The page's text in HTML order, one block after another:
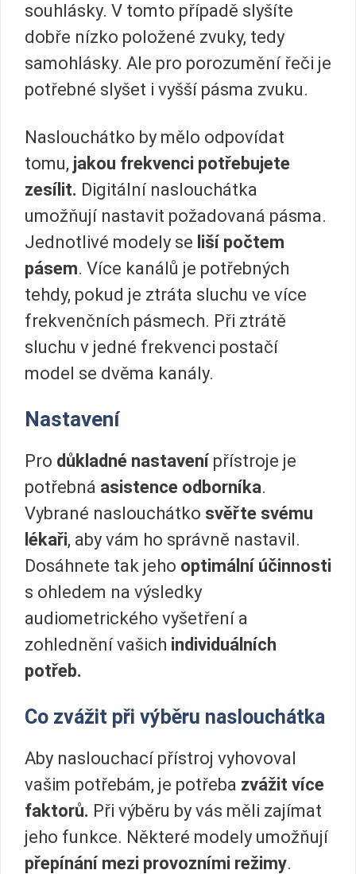
souhlásky. V tomto případě slyšíte
dobře nízko položené zvuky, tedy
samohlásky. Ale pro porozumění řeči je
potřebné slyšet i vyšší pásma zvuku.
Naslouchátko by mělo odpovídat
tomu, jakou frekvenci potřebujete
zesílit. Digitální naslouchátka
umožňují nastavit požadovaná pásma.
Jednotlivé modely se liší počtem
pásem. Více kanálů je potřebných
tehdy, pokud je ztráta sluchu ve více
frekvenčních pásmech. Při ztrátě
sluchu v jedné frekvenci postačí
model se dvěma kanály.
Nastavení
Pro důkladné nastavenípřístroje je
potřebná asistence odborníka.
Vybrané naslouchátko svěřte svému
lékaři, aby vám ho správně nastavil.
Dosáhnete tak jeho optimální účinnosti
s ohledem na výsledky
audiometrického vyšetření a
zohlednění vašich individuálních
potřeb.
Co zvážit při výběru naslouchátka
Aby naslouchací přístroj vyhovoval
vašim potřebám, je potřeba zvážit více
faktorů. Při výběru by vás měli zajímat
jeho funkce. Některé modely umožňují
přepínání mezi provozními režimy.